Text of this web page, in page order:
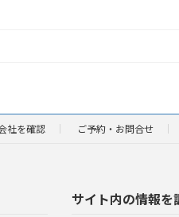
社を確認 ご予約・お問合せ
サイト内の情報を